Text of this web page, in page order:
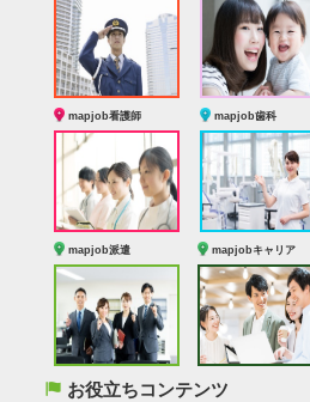
mapjob看護師 mapjob歯科
mapjob派遣 mapjobキャリア
( お役立ちコンテンツ